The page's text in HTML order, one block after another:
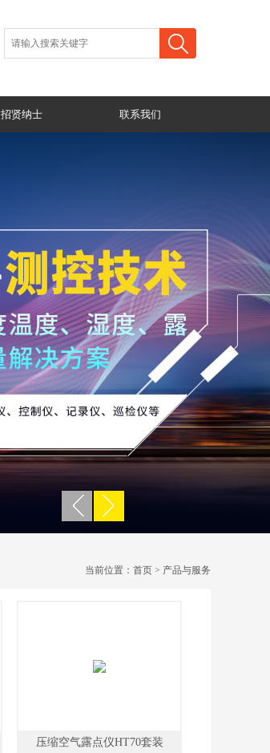
招贤纳士 联系我们
当前位置： 首页 > 产品与服务
压缩空气露点仪HT70套装